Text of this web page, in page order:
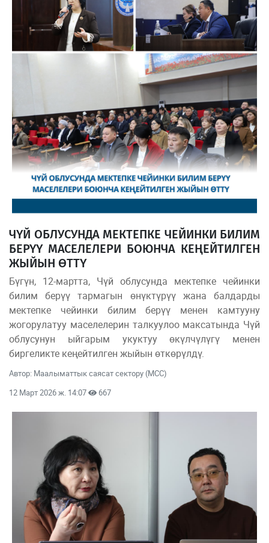
ЧҮЙ ОБЛУСУНДА МЕКТЕПКЕ ЧЕЙИНКИ БИЛИМ
БЕРҮҮ МАСЕЛЕЛЕРИ БОЮНЧА КЕҢЕЙТИЛГЕН
ЖЫЙЫН ӨТТҮ
Бүгүн, 12-мартта, Чүй облусунда мектепке чейинки
билим берүү тармагын өнүктүрүү жана балдарды
мектепке чейинки билим берүү менен камтууну
жогорулатуу маселелерин талкуулоо максатында Чүй
облусунун ыйгарым укуктуу өкүлчүлүгү менен
биргеликте кеңейтилген жыйын өткөрүлдү.
Автор: Маалыматтык саясат сектору (МСС)
12 Март 2026 ж. 14:07
667